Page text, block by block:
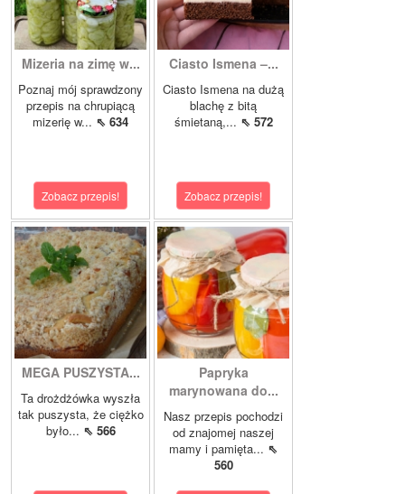
Mizeria na zimę w...
Poznaj mój sprawdzony
przepis na chrupiącą
mizerię w... ⇖ 634
Zobacz przepis!
Ciasto Ismena –...
Ciasto Ismena na dużą
blachę z bitą
śmietaną,... ⇖ 572
Zobacz przepis!
MEGA PUSZYSTA...
Ta drożdżówka wyszła
tak puszysta, że ciężko
było... ⇖ 566
Papryka
marynowana do...
Nasz przepis pochodzi
od znajomej naszej
mamy i pamięta... ⇖
560